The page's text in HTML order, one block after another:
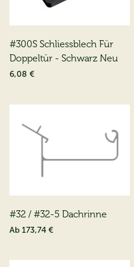
#300S Schliessblech Für
Doppeltür - Schwarz Neu
6,08 €
#32 / #32-5 Dachrinne
Ab 173,74 €